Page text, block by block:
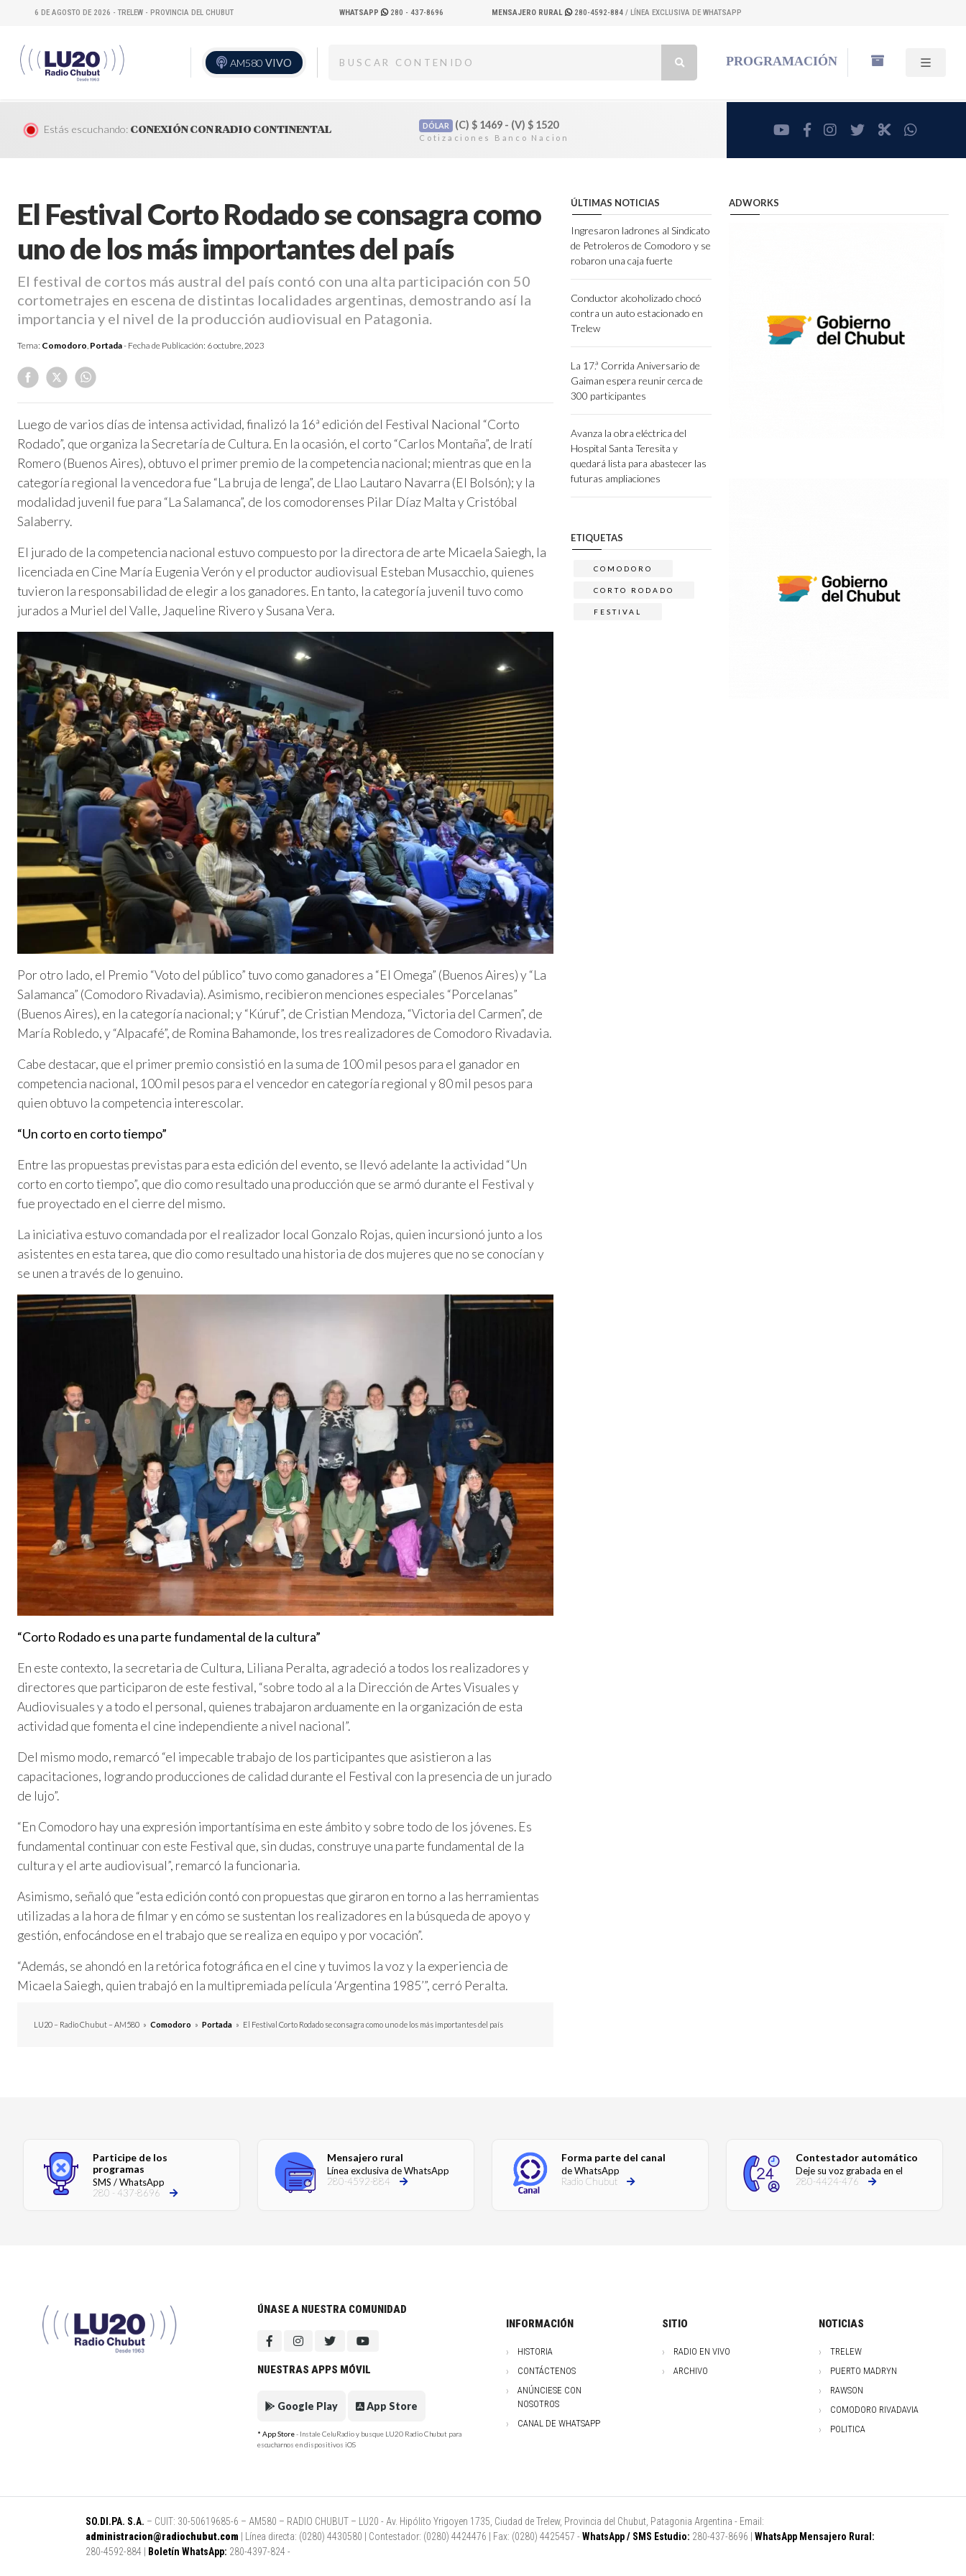
6 DE AGOSTO DE 2026 - TRELEW - PROVINCIA DEL CHUBUT WHATSAPP 280 - 437-8696 MENSAJERO RURAL 280-4592-884 / LÍNEA EXCLUSIVA DE WHATSAPP
AM580 VIVO PROGRAMACIÓN
Estás escuchando: CONEXIÓN CON RADIO CONTINENTAL DÓLAR (C) $1469 - (V) $1520 youtubefacebookinstagram
twitterRadioCut
El Festival Corto Rodado se consagra como
uno de los más importantes del país
El festival de cortos más austral del país contó con una alta participación con 50
cortometrajes en escena de distintas localidades argentinas, demostrando así la
importancia y el nivel de la producción audiovisual en Patagonia.
Tema: Comodoro, Portada- Fecha de Publicación: 6 octubre, 2023
Luego de varios días de intensa actividad, finalizó la 16ª edición del Festival Nacional “Corto
Rodado”, que organiza la Secretaría de Cultura. En la ocasión, el corto “Carlos Montaña”, de Iratí
Romero (Buenos Aires), obtuvo el primer premio de la competencia nacional; mientras que en la
categoría regional la vencedora fue “La bruja de lenga”, de Llao Lautaro Navarra (El Bolsón); y la
modalidad juvenil fue para “La Salamanca”, de los comodorenses Pilar Díaz Malta y Cristóbal
Salaberry.
El jurado de la competencia nacional estuvo compuesto por la directora de arte Micaela Saiegh, la
licenciada en Cine María Eugenia Verón y el productor audiovisual Esteban Musacchio, quienes
tuvieron la responsabilidad de elegir a los ganadores. En tanto, la categoría juvenil tuvo como
jurados a Muriel del Valle, Jaqueline Rivero y Susana Vera.
Por otro lado, el Premio “Voto del público” tuvo como ganadores a “El Omega” (Buenos Aires) y “La
Salamanca” (Comodoro Rivadavia). Asimismo, recibieron menciones especiales “Porcelanas”
(Buenos Aires), en la categoría nacional; y “Kúruf”, de Cristian Mendoza, “Victoria del Carmen”, de
María Robledo, y “Alpacafé”, de Romina Bahamonde, los tres realizadores de Comodoro Rivadavia.
Cabe destacar, que el primer premio consistió en la suma de 100 mil pesos para el ganador en
competencia nacional, 100 mil pesos para el vencedor en categoría regional y 80 mil pesos para
quien obtuvo la competencia interescolar.
“Un corto en corto tiempo”
Entre las propuestas previstas para esta edición del evento, se llevó adelante la actividad “Un
corto en corto tiempo”, que dio como resultado una producción que se armó durante el Festival y
fue proyectado en el cierre del mismo.
La iniciativa estuvo comandada por el realizador local Gonzalo Rojas, quien incursionó junto a los
asistentes en esta tarea, que dio como resultado una historia de dos mujeres que no se conocían y
se unen a través de lo genuino.
“Corto Rodado es una parte fundamental de la cultura”
En este contexto, la secretaria de Cultura, Liliana Peralta, agradeció a todos los realizadores y
directores que participaron de este festival, “sobre todo al a la Dirección de Artes Visuales y
Audiovisuales y a todo el personal, quienes trabajaron arduamente en la organización de esta
actividad que fomenta el cine independiente a nivel nacional”.
Del mismo modo, remarcó “el impecable trabajo de los participantes que asistieron a las
capacitaciones, logrando producciones de calidad durante el Festival con la presencia de un jurado
de lujo”.
“En Comodoro hay una expresión importantísima en este ámbito y sobre todo de los jóvenes. Es
fundamental continuar con este Festival que, sin dudas, construye una parte fundamental de la
cultura y el arte audiovisual”, remarcó la funcionaria.
Asimismo, señaló que “esta edición contó con propuestas que giraron en torno a las herramientas
utilizadas a la hora de filmar y en cómo se sustentan los realizadores en la búsqueda de apoyo y
gestión, enfocándose en el trabajo que se realiza en equipo y por vocación”.
“Además, se ahondó en la retórica fotográfica en el cine y tuvimos la voz y la experiencia de
Micaela Saiegh, quien trabajó en la multipremiada película ‘Argentina 1985’”, cerró Peralta.
LU20 – Radio Chubut – AM580 » Comodoro » Portada » El Festival Corto Rodado se consagra como uno de los más importantes del país
ÚLTIMAS NOTICIAS
Ingresaron ladrones al Sindicato
de Petroleros de Comodoro y se
robaron una caja fuerte
Conductor alcoholizado chocó
contra un auto estacionado en
Trelew
La 17.ª Corrida Aniversario de
Gaiman espera reunir cerca de
300 participantes
Avanza la obra eléctrica del
Hospital Santa Teresita y
quedará lista para abastecer las
futuras ampliaciones
ETIQUETAS
COMODORO
CORTO RODADO
FESTIVAL
ADWORKS
Participe de los
programas
SMS / WhatsApp
280 - 437-8696
Mensajero rural
Línea exclusiva de WhatsApp
280-4592-884
Forma parte del canal
de WhatsApp
Radio Chubut
Contestador automático
Deje su voz grabada en el
280-4424-476
ÚNASE A NUESTRA COMUNIDAD
NUESTRAS APPS MÓVIL
Google Play App Store
* App Store- Instale CeluRadio y busque LU20 Radio Chubut para
escucharnos en dispositivos iOS
INFORMACIÓN
HISTORIA
CONTÁCTENOS
ANÚNCIESE CON
NOSOTROS
CANAL DE WHATSAPP
SITIO
RADIO EN VIVO
ARCHIVO
NOTICIAS
TRELEW
PUERTO MADRYN
RAWSON
COMODORO RIVADAVIA
POLITICA
SO.DI.PA. S.A. – CUIT: 30-50619685-6 – AM580 – RADIO CHUBUT – LU20 - Av. Hipólito Yrigoyen 1735, Ciudad de Trelew, Provincia del Chubut, Patagonia Argentina - Email:
administracion@radiochubut.com | Línea directa: (0280) 4430580 | Contestador: (0280) 4424476 | Fax: (0280) 4425457 - WhatsApp / SMS Estudio: 280-437-8696 | WhatsApp Mensajero Rural:
280-4592-884 |
Boletín WhatsApp: 280-4397-824 -